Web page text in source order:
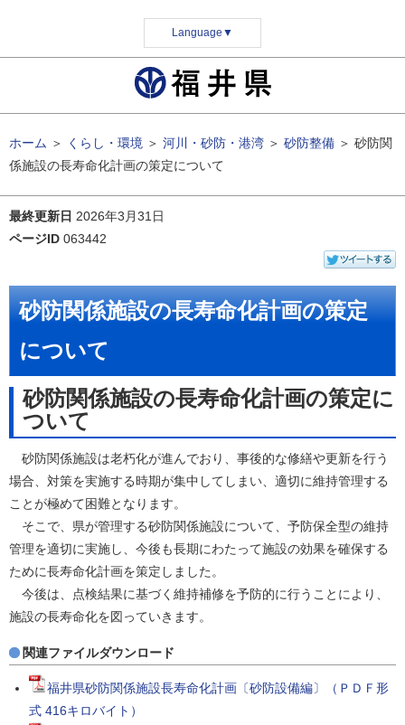
Language ▼
ホーム ＞ くらし・環境 ＞ 河川・砂防・港湾 ＞ 砂防整備 ＞ 砂防関
係施設の長寿命化計画の策定について
最終更新日 2026年3月31日
ページID 063442
砂防関係施設の長寿命化計画の策定
について
砂防関係施設の長寿命化計画の策定に
ついて
砂防関係施設は老朽化が進んでおり、事後的な修繕や更新を行う
場合、対策を実施する時期が集中してしまい、適切に維持管理する
ことが極めて困難となります。
そこで、県が管理する砂防関係施設について、予防保全型の維持
管理を適切に実施し、今後も長期にわたって施設の効果を確保する
ために長寿命化計画を策定しました。
今後は、点検結果に基づく維持補修を予防的に行うことにより、
施設の長寿命化を図っていきます。
関連ファイルダウンロード
福井県砂防関係施設長寿命化計画〔砂防設備編〕（ＰＤＦ形
式 416キロバイト）